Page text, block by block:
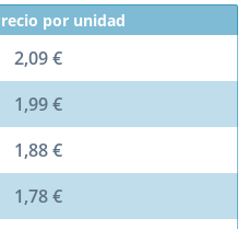
por unidad
2,09 €
1,99 €
1,88 €
1,78 €